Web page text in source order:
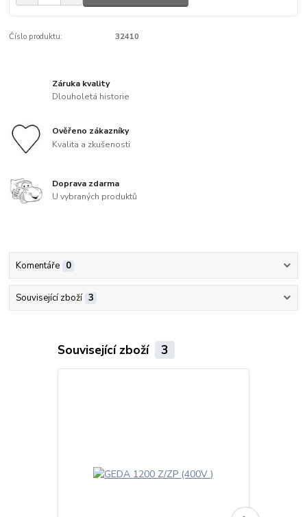
Číslo produktu: 32410
Záruka kvality
Dlouholetá historie
Ověřeno zákazníky
Kvalita a zkušenosti
Doprava zdarma
U vybraných produktů
Komentáře 0
Související zboží 3
Související zboží 3